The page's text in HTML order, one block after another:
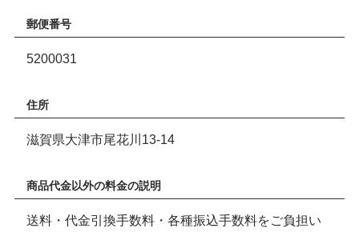
郵便番号
5200031
住所
滋賀県大津市尾花川13-14
商品代金以外の料金の説明
送料・代金引換手数料・各種振込手数料をご負担い